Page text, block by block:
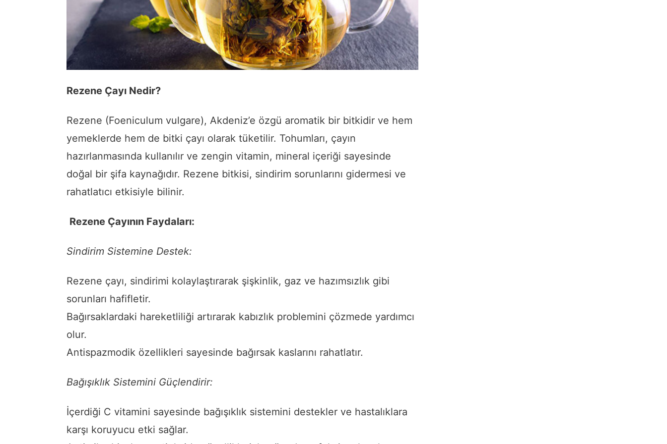
Rezene Çayı Nedir?
Rezene (Foeniculum vulgare), Akdeniz’e özgü aromatik bir bitkidir ve hem
yemeklerde hem de bitki çayı olarak tüketilir. Tohumları, çayın
hazırlanmasında kullanılır ve zengin vitamin, mineral içeriği sayesinde
doğal bir şifa kaynağıdır. Rezene bitkisi, sindirim sorunlarını gidermesi ve
rahatlatıcı etkisiyle bilinir.
Rezene Çayının Faydaları:
Sindirim Sistemine Destek:
Rezene çayı, sindirimi kolaylaştırarak şişkinlik, gaz ve hazımsızlık gibi
sorunları hafifletir.
Bağırsaklardaki hareketliliği artırarak kabızlık problemini çözmede yardımcı
olur.
Antispazmodik özellikleri sayesinde bağırsak kaslarını rahatlatır.
Bağışıklık Sistemini Güçlendirir:
İçerdiği C vitamini sayesinde bağışıklık sistemini destekler ve hastalıklara
karşı koruyucu etki sağlar.